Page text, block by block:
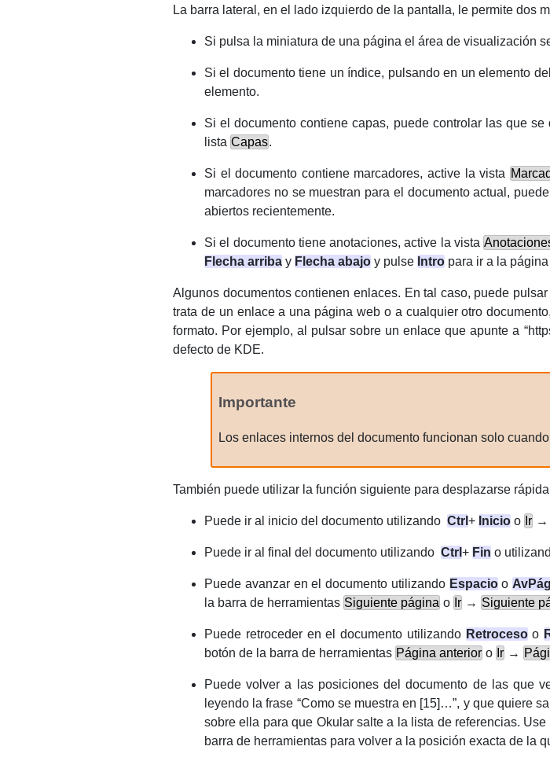
La barra lateral, en el lado izquierdo de la pantalla, le permite dos
Si pulsa la miniatura de una página el área de visualización
Si el documento tiene un índice, pulsando en un elemento
elemento.
Si el documento contiene capas, puede controlar las que
lista Capas.
Si el documento contiene marcadores, active la vista
marcadores no se muestran para el documento actual,
abiertos recientemente.
Si el documento tiene anotaciones, active la vista
Flecha arriba y Flecha abajo y pulse Intro para ir a la
Algunos documentos contienen enlaces. En tal caso, puede
trata de un enlace a una página web o a cualquier otro
formato. Por ejemplo, al pulsar sobre un enlace que apunte a “
defecto de KDE.
Importante
Los enlaces internos del documento funcionan solo
También puede utilizar la función siguiente para desplazarse
Puede ir al inicio del documento utilizando Ctrl + Inicio o Ir →
Puede ir al final del documento utilizando Ctrl + Fin o
Puede avanzar en el documento utilizando Espacioo AvPág
la barra de herramientas Siguiente página o Ir → Siguiente
Puede retroceder en el documento utilizando Retrocesoo
botón de la barra de herramientas Página anterior o Ir →
Puede volver a las posiciones del documento de las que
leyendo la frase “Como se muestra en [15]…”, y que quiere
sobre ella para que Okularsalte a la lista de referencias. Use
barra de herramientas para volver a la posición exacta de la